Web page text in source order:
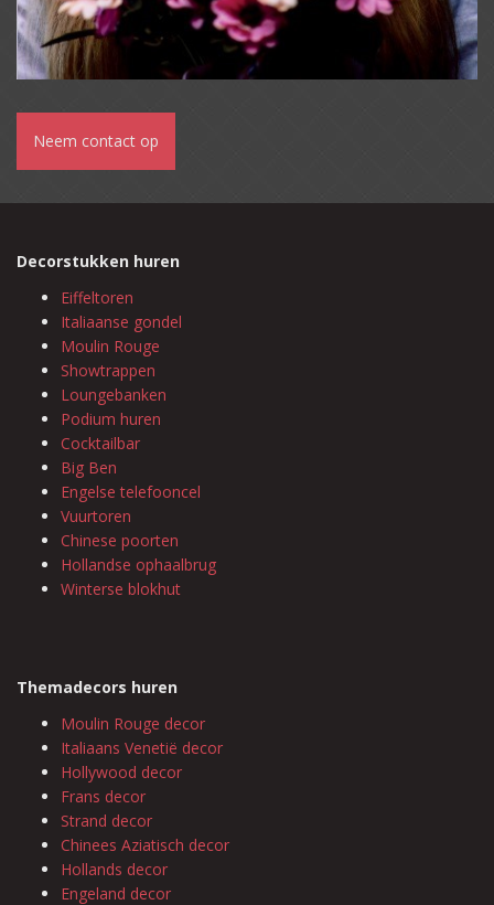
Neem contact op
Decorstukken huren
Eiffeltoren
Italiaanse gondel
Moulin Rouge
Showtrappen
Loungebanken
Podium huren
Cocktailbar
Big Ben
Engelse telefooncel
Vuurtoren
Chinese poorten
Hollandse ophaalbrug
Winterse blokhut
Themadecors huren
Moulin Rouge decor
Italiaans Venetië decor
Hollywood decor
Frans decor
Strand decor
Chinees Aziatisch decor
Hollands decor
Engeland decor